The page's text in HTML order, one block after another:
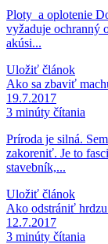
Ploty a oplotenie
vyžaduje ochranný
akúsi...
Uložiť článok
Ako sa zbaviť
19.7.2017
3 minúty čítania
Príroda je silná.
zakoreniť. Je to
stavebník,...
Uložiť článok
Ako odstrániť
12.7.2017
3 minúty čítania